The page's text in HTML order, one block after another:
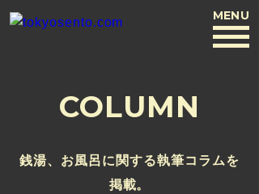
COLUMN
銭湯、お風呂に関する執筆コラムを
掲載。
MENU
BACK